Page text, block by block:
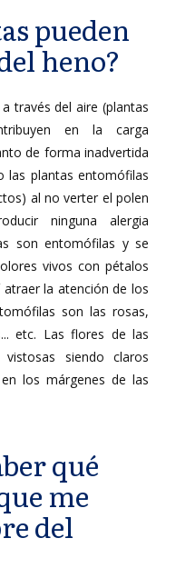
pueden
heno?
través del aire (plantas
en la carga
de forma inadvertida
las plantas entomófilas
al no verter el polen
ninguna alergia
son entomófilas y se
vivos con pétalos
la atención de los
son las rosas,
etc. Las flores de las
siendo claros
los márgenes de las
qué
me
del